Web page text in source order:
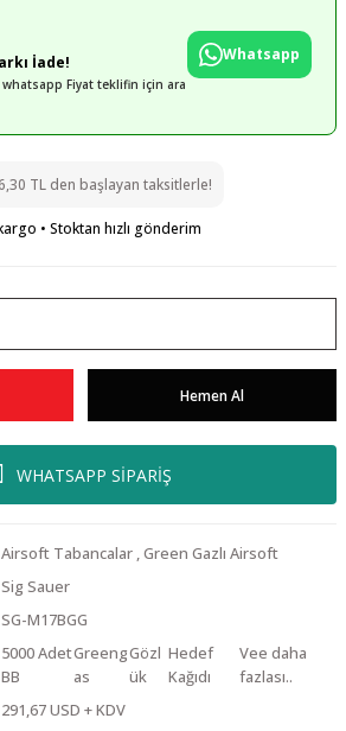
İade!
Fiyat teklifin için ara
Whatsapp
TL den başlayan taksitlerle!
• Stoktan hızlı gönderim
Hemen Al
WHATSAPP SİPARİŞ
Airsoft Tabancalar ,Green Gazlı Airsoft
Sig Sauer
SG-M17BGG
5000 Adet
BB
Greeng
as
Gözl
ük
Hedef
Kağıdı
Vee daha
fazlası..
291,67 USD + KDV